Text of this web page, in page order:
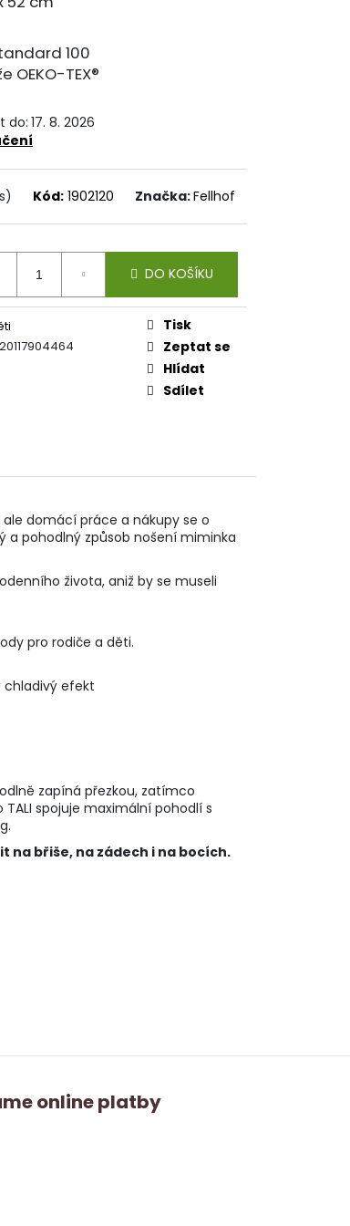
100
OEKO-TEX®
do: 17. 8. 2026
Kód: 1902120 Značka:Fellhof
DO KOŠÍKU
Tisk
Zeptat se
Hlídat
Sdílet
domácí práce a nákupy se o
a pohodlný způsob nošení miminka
života, aniž by se museli
pro rodiče a děti.
efekt
zapíná přezkou, zatímco
spojuje maximální pohodlí s
na břiše, na zádech i na bocích.
online platby